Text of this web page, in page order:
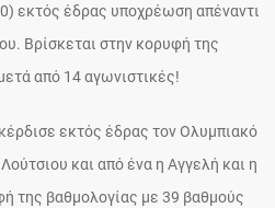
εκτός έδρας υποχρέωση απέναντι
Βρίσκεται στην κορυφή της
από 14 αγωνιστικές!
εκτός έδρας τον Ολυμπιακό
και από ένα η Αγγελή και η
της βαθμολογίας με 39 βαθμούς